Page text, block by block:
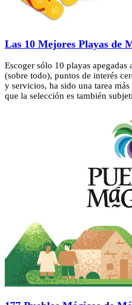
Las 10 Mejores Playas de
Escoger sólo 10 playas
(sobre todo), puntos de interés
y servicios, ha sido una tarea
que la selección es también